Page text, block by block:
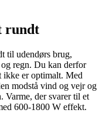
rundt
til udendørs brug,
regn. Du kan derfor
ikke er optimalt. Med
modstå vind og vejr og
Varme, der svarer til et
600-1800 W effekt.